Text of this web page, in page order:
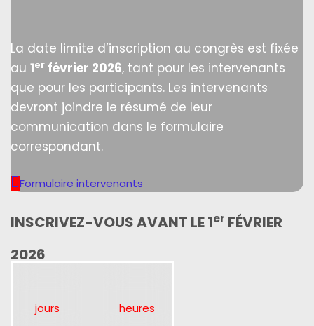
La date limite d’inscription au congrès est fixée
au 1er février 2026, tant pour les intervenants
que pour les participants. Les intervenants
devront joindre le résumé de leur
communication dans le formulaire
correspondant.
Formulaire intervenants
INSCRIVEZ-VOUS AVANT LE 1er FÉVRIER
2026
jours heures